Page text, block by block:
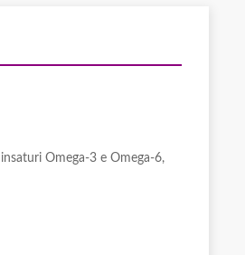
Omega-3 e Omega-6,